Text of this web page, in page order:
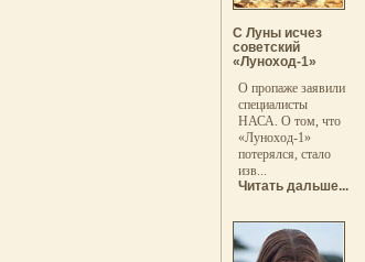
С Луны исчез
советский
«Луноход-1»
О пропаже заявили
специалисты
НАСА. О том, что
«Луноход-1»
потерялся, стало
изв...
Читать дальше...